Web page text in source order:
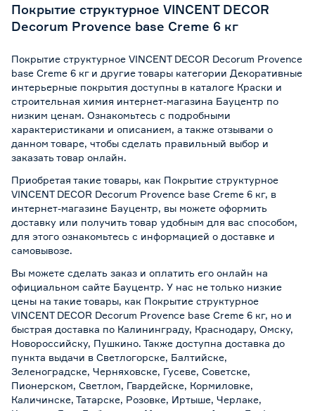
Покрытие структурное VINCENT DECOR
Decorum Provence base Creme 6 кг
Покрытие структурное VINCENT DECOR Decorum Provence
base Creme 6 кг и другие товары категории Декоративные
интерьерные покрытия доступны в каталоге Краски и
строительная химия интернет-магазина Бауцентр по
низким ценам. Ознакомьтесь с подробными
характеристиками и описанием, а также отзывами о
данном товаре, чтобы сделать правильный выбор и
заказать товар онлайн.
Приобретая такие товары, как Покрытие структурное
VINCENT DECOR Decorum Provence base Creme 6 кг, в
интернет-магазине Бауцентр, вы можете оформить
доставку или получить товар удобным для вас способом,
для этого ознакомьтесь с информацией о доставке и
самовывозе.
Вы можете сделать заказ и оплатить его онлайн на
официальном сайте Бауцентр. У нас не только низкие
цены на такие товары, как Покрытие структурное
VINCENT DECOR Decorum Provence base Creme 6 кг, но и
быстрая доставка по Калининграду, Краснодару, Омску,
Новороссийску, Пушкино. Также доступна доставка до
пункта выдачи в Светлогорске, Балтийске,
Зеленоградске, Черняховске, Гусеве, Советске,
Пионерском, Светлом, Гвардейске, Кормиловке,
Каличинске, Татарске, Розовке, Иртыше, Черлаке,